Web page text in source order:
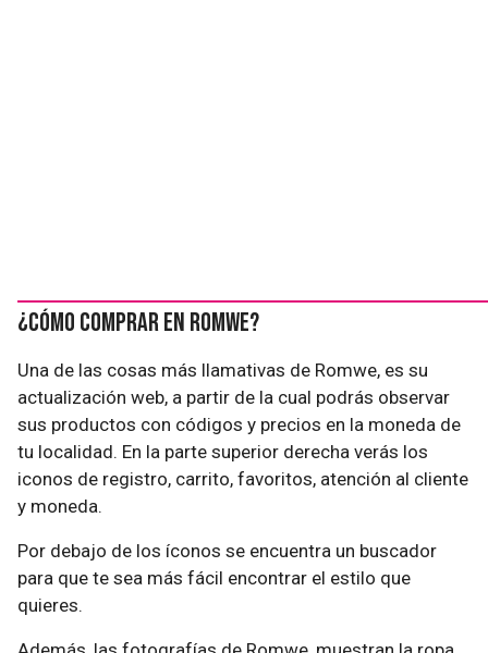
¿Cómo comprar en Romwe?
Una de las cosas más llamativas de Romwe, es su
actualización web, a partir de la cual podrás observar
sus productos con códigos y precios en la moneda de
tu localidad. En la parte superior derecha verás los
iconos de registro, carrito, favoritos, atención al cliente
y moneda.
Por debajo de los íconos se encuentra un buscador
para que te sea más fácil encontrar el estilo que
quieres.